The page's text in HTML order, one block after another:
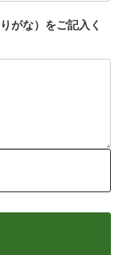
がな）をご記入く